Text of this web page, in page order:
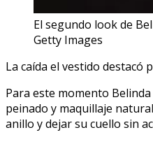
El segundo look de
Getty Images
La caída el vestido destacó
Para este momento
peinado y maquillaje
anillo y dejar su cuello sin